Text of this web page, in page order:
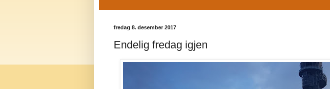
fredag 8. desember 2017
Endelig fredag igjen